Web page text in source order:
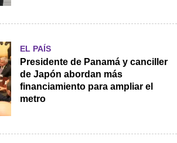
EL PAÍS
Presidente de Panamá y canciller
de Japón abordan más
financiamiento para ampliar el
metro